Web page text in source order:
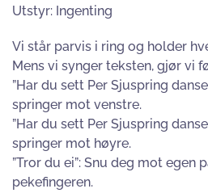
Utstyr: Ingenting
Vi står parvis i ring og holder
Mens vi synger teksten, gjør vi
”Har du sett Per Sjuspring
springer mot venstre.
”Har du sett Per Sjuspring
springer mot høyre.
”Tror du ei”: Snu deg mot egen
pekefingeren.